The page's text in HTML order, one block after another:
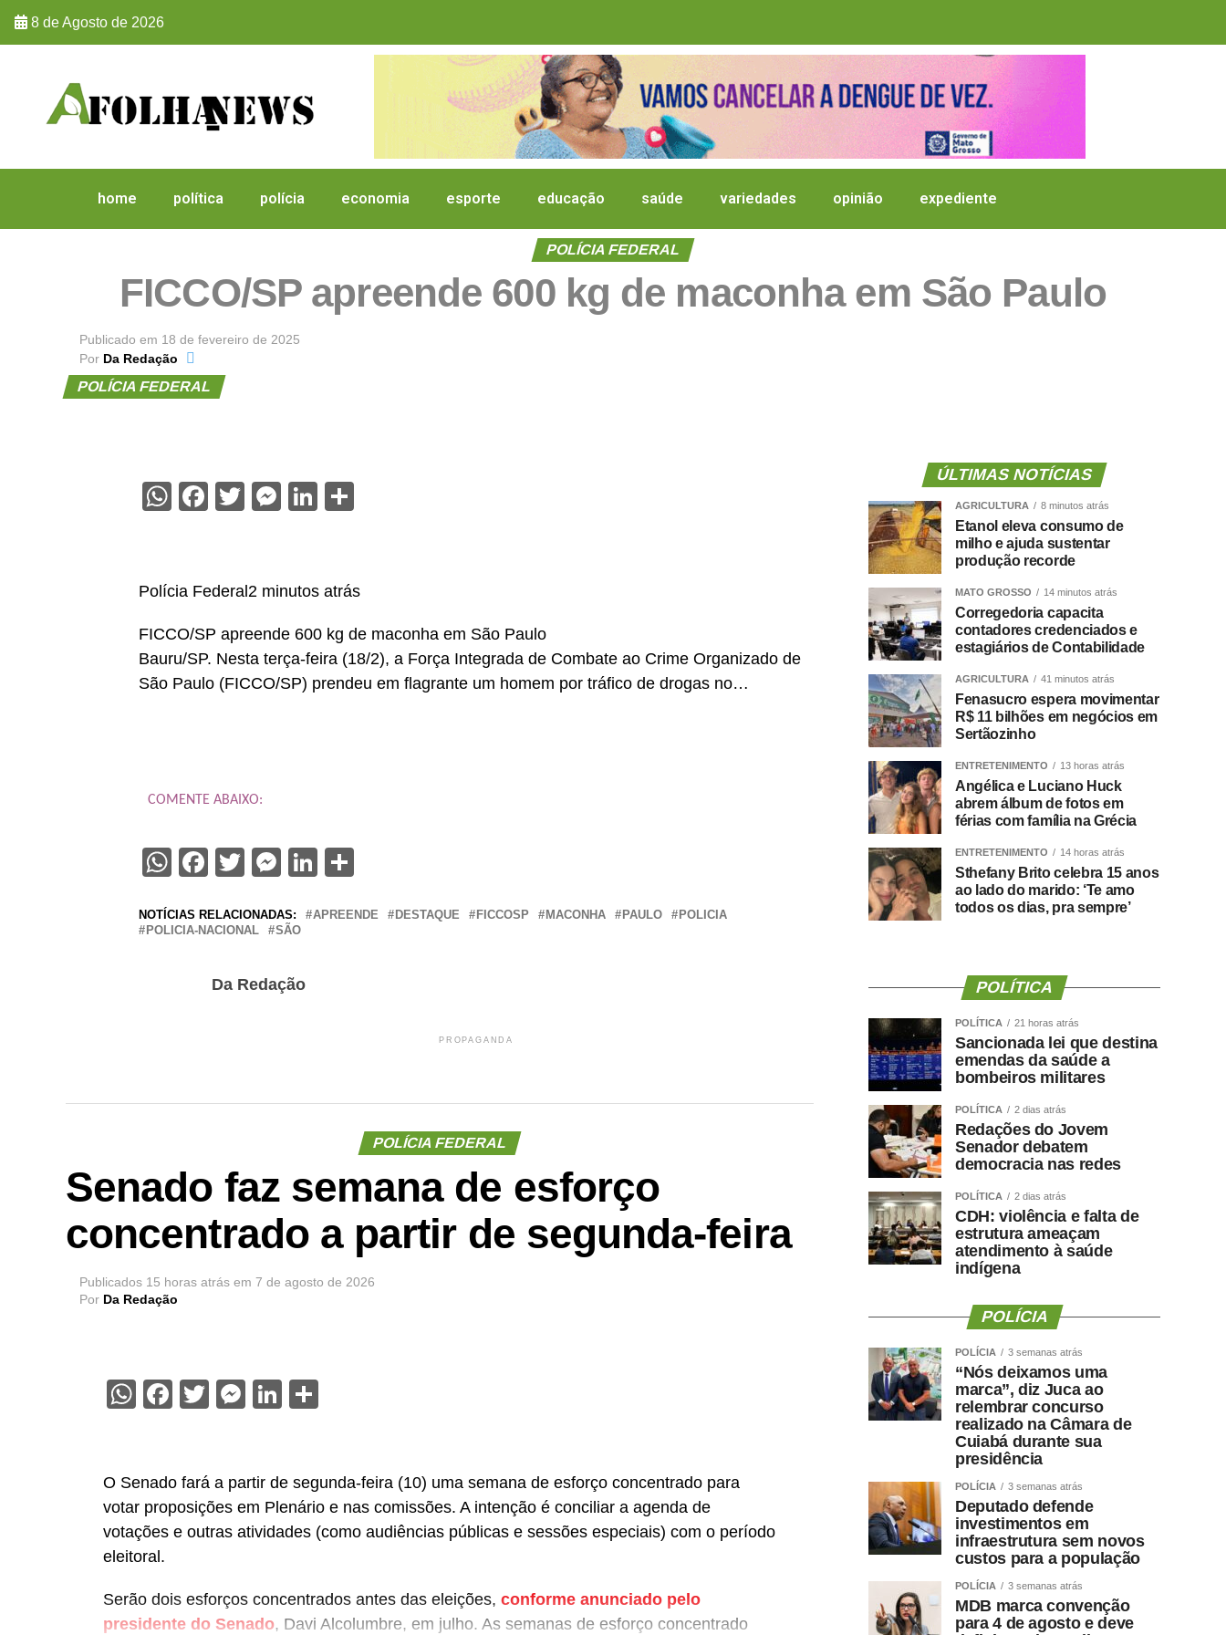
8 de Agosto de 2026
home política polícia economia esporte educação saúde variedades opinião expediente
POLÍCIA FEDERAL
FICCO/SP apreende 600 kg de maconha em São Paulo
Publicado em 18 de fevereiro de 2025
Por Da Redação
POLÍCIA FEDERAL
WhatsApp
Facebook
TwitterMessenger
LinkedIn
Polícia Federal2 minutos atrás
FICCO/SP apreende 600 kg de maconha em São Paulo
Bauru/SP. Nesta terça-feira (18/2), a Força Integrada de Combate ao Crime Organizado de
São Paulo (FICCO/SP) prendeu em flagrante um homem por tráfico de drogas no…
COMENTE ABAIXO:
WhatsApp
Facebook
TwitterMessenger
LinkedIn
NOTÍCIAS RELACIONADAS: APREENDE DESTAQUE FICCOSP MACONHA PAULO
POLICIA
POLICIA-NACIONAL
SÃO
Da Redação
PROPAGANDA
POLÍCIA FEDERAL
Senado faz semana de esforço
concentrado a partir de segunda-feira
Publicados 15 horas atrás em 7 de agosto de 2026
Por Da Redação
WhatsApp
Facebook
TwitterMessenger
LinkedIn
O Senado fará a partir de segunda-feira (10) uma semana de esforço concentrado para
votar proposições em Plenário e nas comissões. A intenção é conciliar a agenda de
votações e outras atividades (como audiências públicas e sessões especiais) com o período
eleitoral.
Serão dois esforços concentrados antes das eleições, conforme anunciado pelo
presidente do Senado, Davi Alcolumbre, em julho. As semanas de esforço concentrado
ÚLTIMAS NOTÍCIAS
AGRICULTURA 8 minutos atrás
Etanol eleva consumo de
milho e ajuda sustentar
produção recorde
MATO GROSSO 14 minutos atrás
Corregedoria capacita
contadores credenciados e
estagiários de Contabilidade
AGRICULTURA 41 minutos atrás
Fenasucro espera movimentar
R$ 11 bilhões em negócios em
Sertãozinho
ENTRETENIMENTO 13 horas atrás
Angélica e Luciano Huck
abrem álbum de fotos em
férias com família na Grécia
ENTRETENIMENTO 14 horas atrás
Sthefany Brito celebra 15 anos
ao lado do marido: ‘Te amo
todos os dias, pra sempre’
POLÍTICA
POLÍTICA 21 horas atrás
Sancionada lei que destina
emendas da saúde a
bombeiros militares
POLÍTICA 2 dias atrás
Redações do Jovem
Senador debatem
democracia nas redes
POLÍTICA 2 dias atrás
CDH: violência e falta de
estrutura ameaçam
atendimento à saúde
indígena
POLÍCIA
POLÍCIA 3 semanas atrás
“Nós deixamos uma
marca”, diz Juca ao
relembrar concurso
realizado na Câmara de
Cuiabá durante sua
presidência
POLÍCIA 3 semanas atrás
Deputado defende
investimentos em
infraestrutura sem novos
custos para a população
POLÍCIA 3 semanas atrás
MDB marca convenção
para 4 de agosto e deve